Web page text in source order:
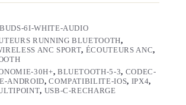
6I-WHITE-AUDIO
RUNNING BLUETOOTH,
ANC SPORT, ÉCOUTEURS ANC,
30H+, BLUETOOTH-5-3, CODEC-
ANDROID,COMPATIBILITE-IOS, IPX4,
, USB-C-RECHARGE